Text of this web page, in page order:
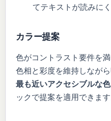
てテキストが読みに
カラー提案
色がコントラスト要件を
色相と彩度を維持しなが
最も近いアクセシブルな色
ックで提案を適用できます